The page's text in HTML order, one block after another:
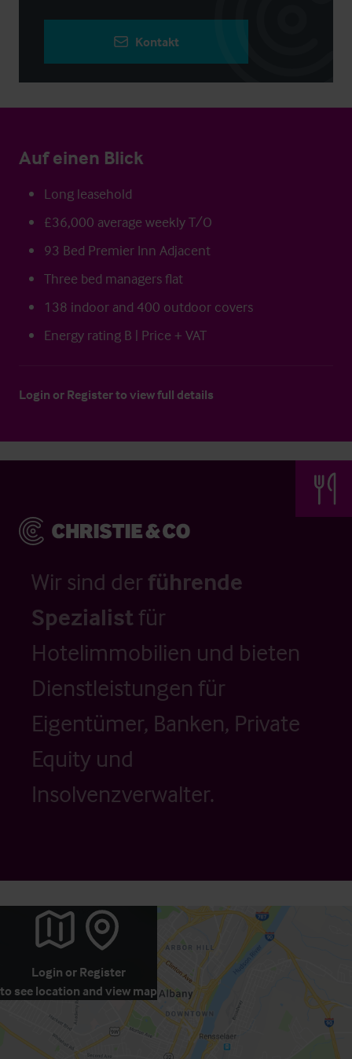
Kontakt
Auf einen Blick
Long leasehold
£36,000 average weekly T/O
93 Bed Premier Inn Adjacent
Three bed managers flat
138 indoor and 400 outdoor covers
Energy rating B | Price + VAT
Login or Registerto view full details
Wir sind der führende
Spezialistfür
Hotelimmobilien und bieten
Dienstleistungen für
Eigentümer, Banken, Private
Equity und
Insolvenzverwalter.
Login or Register
to see location and view map